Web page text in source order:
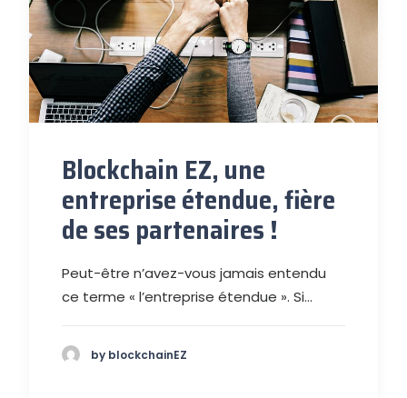
Blockchain EZ, une
entreprise étendue, fière
de ses partenaires !
Peut-être n’avez-vous jamais entendu
ce terme « l’entreprise étendue ». Si…
by blockchainEZ